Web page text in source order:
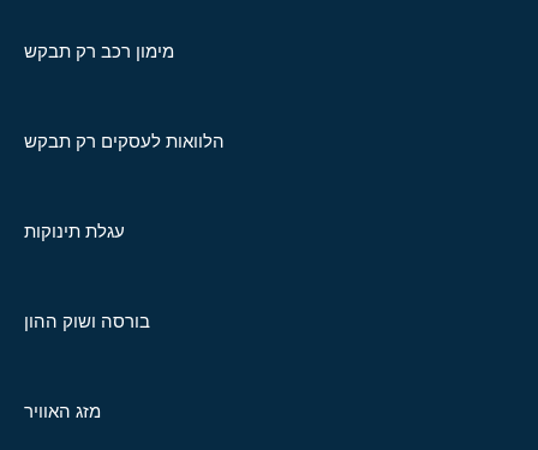
מימון רכב רק תבקש
הלוואות לעסקים רק תבקש
עגלת תינוקות
בורסה ושוק ההון
מזג האוויר